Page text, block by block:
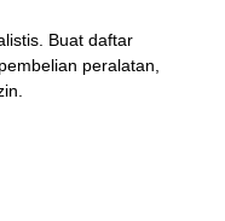
Buat daftar
peralatan,